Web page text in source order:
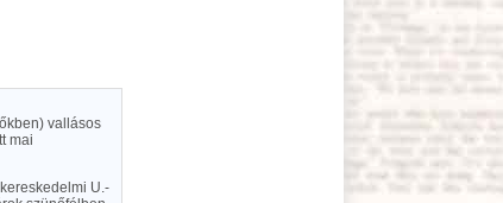
vallásos
mai
U.-